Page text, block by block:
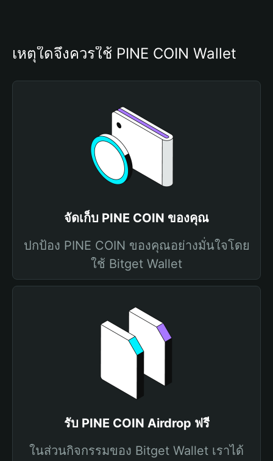
เหตุใดจึงควรใช้ PINE COIN Wallet
จัดเก็บ PINE COIN ของคุณ
ปกป้อง PINE COIN ของคุณอย่างมั่นใจโดย
ใช้ Bitget Wallet
รับ PINE COIN Airdrop ฟรี
ในส่วนกิจกรรมของ Bitget Wallet เราได้